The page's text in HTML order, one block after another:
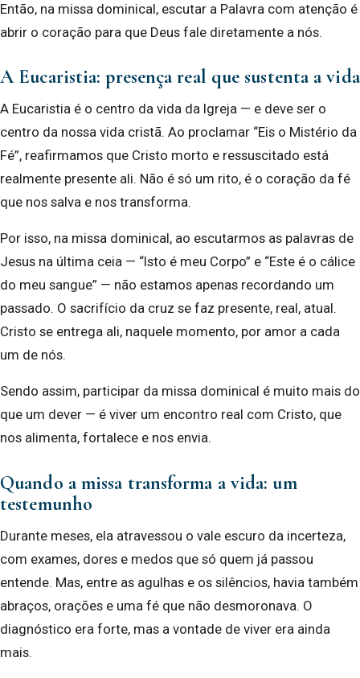
Então, na missa dominical, escutar a Palavra com atenção é
abrir o coração para que Deus fale diretamente a nós.
A Eucaristia:presença real que sustenta a vida
A Eucaristia é o centro da vida da Igreja — e deve ser o
centro da nossa vida cristã. Ao proclamar “Eis o Mistério da
Fé”, reafirmamos que Cristo morto e ressuscitado está
realmente presente ali. Não é só um rito, é o coração da fé
que nos salva e nos transforma.
Por isso, na missa dominical, ao escutarmos as palavras de
Jesus na última ceia — “Isto é meu Corpo” e “Este é o cálice
do meu sangue” — não estamos apenas recordando um
passado. O sacrifício da cruz se faz presente, real, atual.
Cristo se entrega ali, naquele momento, por amor a cada
um de nós.
Sendo assim, participar da missa dominical é muito mais do
que um dever — é viver um encontro real com Cristo, que
nos alimenta, fortalece e nos envia.
Quando a missa transforma a vida: um
testemunho
Durante meses, ela atravessou o vale escuro da incerteza,
com exames, dores e medos que só quem já passou
entende. Mas, entre as agulhas e os silêncios, havia também
abraços, orações e uma fé que não desmoronava. O
diagnóstico era forte, mas a vontade de viver era ainda
mais.